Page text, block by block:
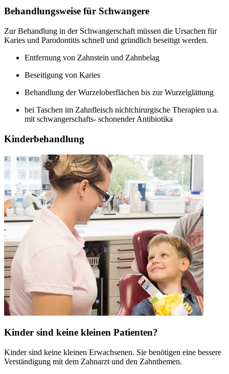
Behandlungsweise für Schwangere
Zur Behandlung in der Schwangerschaft müssen die Ursachen für
Karies und Parodontitis schnell und gründlich beseitigt werden.
Entfernung von Zahnstein und Zahnbelag
Beseitigung von Karies
Behandlung der Wurzeloberflächen bis zur Wurzelglättung
bei Taschen im Zahnfleisch nichtchirurgische Therapien u.a.
mit schwangerschafts- schonender Antibiotika
Kinderbehandlung
Kinder sind keine kleinen Patienten?
Kinder sind keine kleinen Erwachsenen. Sie benötigen eine bessere
Verständigung mit dem Zahnarzt und den Zahnthemen.